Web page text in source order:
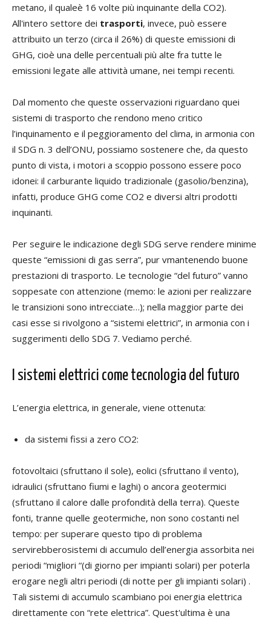
metano, il qualeè 16 volte più inquinante della CO2).
All'intero settore dei trasporti, invece, può essere
attribuito un terzo (circa il 26%) di queste emissioni di
GHG, cioè una delle percentuali più alte fra tutte le
emissioni legate alle attività umane, nei tempi recenti.
Dal momento che queste osservazioni riguardano quei
sistemi di trasporto che rendono meno critico
l’inquinamento e il peggioramento del clima, in armonia con
il SDG n. 3 dell’ONU, possiamo sostenere che, da questo
punto di vista, i motori a scoppio possono essere poco
idonei: il carburante liquido tradizionale (gasolio/benzina),
infatti, produce GHG come CO2 e diversi altri prodotti
inquinanti.
Per seguire le indicazione degli SDG serve rendere minime
queste “emissioni di gas serra”, pur vmantenendo buone
prestazioni di trasporto. Le tecnologie “del futuro” vanno
soppesate con attenzione (memo: le azioni per realizzare
le transizioni sono intrecciate…); nella maggior parte dei
casi esse si rivolgono a “sistemi elettrici”, in armonia con i
suggerimenti dello SDG 7. Vediamo perché.
I sistemi elettrici come tecnologia del futuro
L’energia elettrica, in generale, viene ottenuta:
da sistemi fissi a zero CO2:
fotovoltaici (sfruttano il sole), eolici (sfruttano il vento),
idraulici (sfruttano fiumi e laghi) o ancora geotermici
(sfruttano il calore dalle profondità della terra). Queste
fonti, tranne quelle geotermiche, non sono costanti nel
tempo: per superare questo tipo di problema
servirebberosistemi di accumulo dell’energia assorbita nei
periodi “migliori “(di giorno per impianti solari) per poterla
erogare negli altri periodi (di notte per gli impianti solari) .
Tali sistemi di accumulo scambiano poi energia elettrica
direttamente con “rete elettrica”. Quest'ultima è una